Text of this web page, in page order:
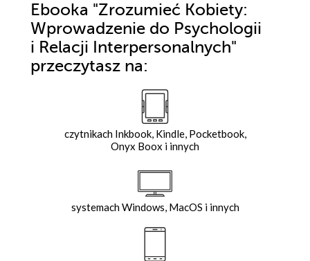
Ebooka "Zrozumieć Kobiety:
Wprowadzenie do Psychologii
i Relacji Interpersonalnych"
przeczytasz na:
czytnikach Inkbook, Kindle, Pocketbook,
Onyx Boox i innych
systemach Windows, MacOS i innych